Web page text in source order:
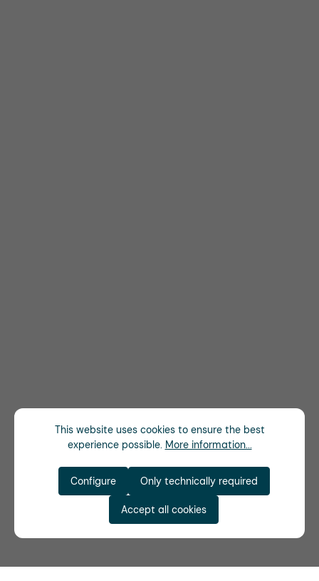
This website uses cookies to ensure the best
experience possible. More information...
Only technically required
Configure
Accept all cookies